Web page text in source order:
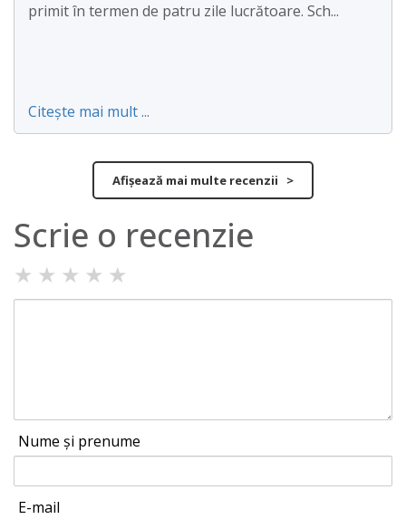
primit în termen de patru zile lucrătoare. Sch...
Citește mai mult ...
Afișează mai multe recenzii >
Scrie o recenzie
★ ★ ★ ★ ★
Nume și prenume
E-mail